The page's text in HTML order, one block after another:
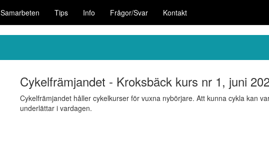
Samarbeten Tips Info Frågor/Svar Kontakt
Cykelfrämjandet - Kroksbäck kurs nr 1, juni
Cykelfrämjandet håller cykelkurser för vuxna nybörjare. Att kunna cykla kan
underlättar i vardagen.